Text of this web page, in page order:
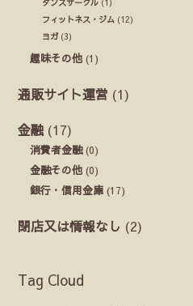
ダンスサークル (1)
フィットネス・ジム (12)
ヨガ (3)
趣味その他 (1)
通販サイト運営 (1)
金融 (17)
消費者金融(0)
金融その他 (0)
銀行・信用金庫 (17)
閉店又は情報なし (2)
Tag Cloud